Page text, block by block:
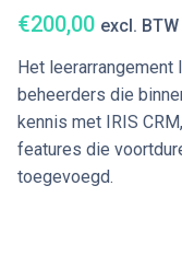
€200,00 excl. BTW
Het
beheerders die
kennis met IRIS
features die
toegevoegd.